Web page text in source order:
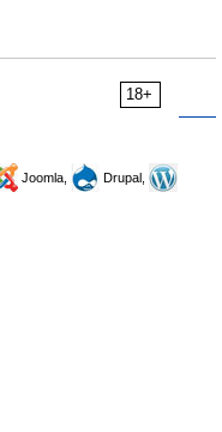
18+
Joomla,
Drupal,